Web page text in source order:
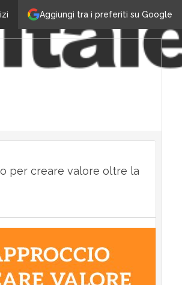
Aggiungi tra i preferiti su Google
per creare valore oltre la